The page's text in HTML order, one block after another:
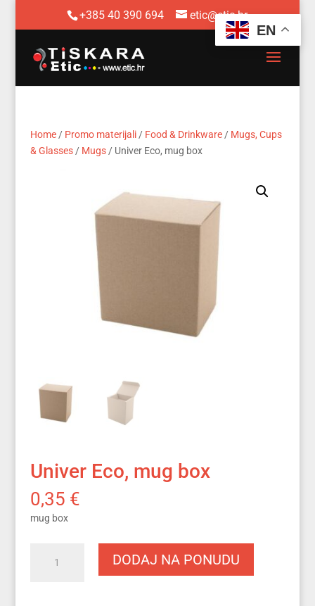
+385 40 390 694 etic@etic.hr
Home/ Promo materijali/ Food & Drinkware/ Mugs, Cups
& Glasses/ Mugs/ Univer Eco, mug box
Univer Eco, mug box
0,35 €
mug box
DODAJ NA PONUDU
EN